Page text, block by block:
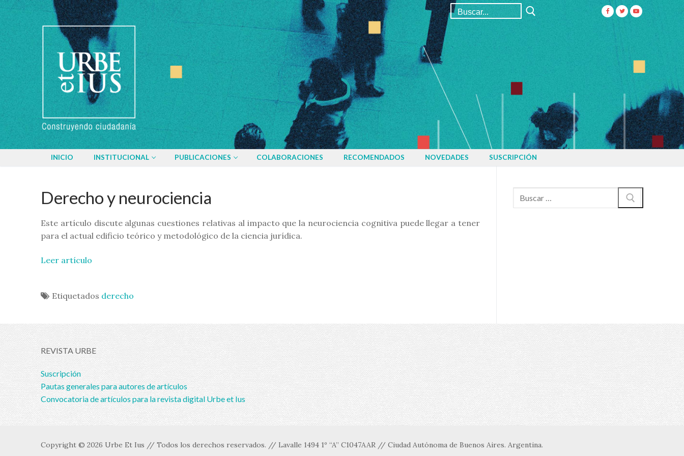
Buscar:
INICIO INSTITUCIONAL PUBLICACIONES COLABORACIONES RECOMENDADOS NOVEDADES SUSCRIPCIÓN
Derecho y neurociencia
Este artículo discute algunas cuestiones relativas al impacto que la neurociencia cognitiva puede llegar a tener
para el actual edificio teórico y metodológico de la ciencia jurídica.
Leer artículo
Etiquetados derecho
Buscar:
REVISTA URBE
Suscripción
Pautas generales para autores de artículos
Convocatoria de artículos para la revista digital Urbe et Ius
Copyright © 2026 Urbe Et Ius // Todos los derechos reservados. // Lavalle 1494 1º “A” C1047AAR // Ciudad Autónoma de Buenos Aires. Argentina.